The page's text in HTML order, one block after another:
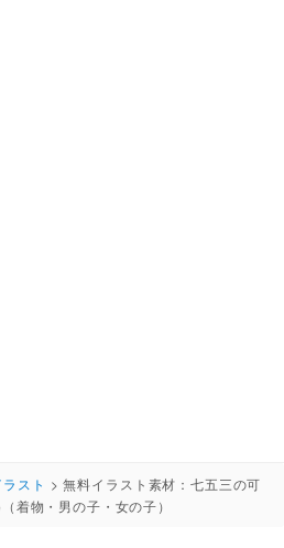
ラスト >無料イラスト素材：七五三の可
着物・男の子・女の子）